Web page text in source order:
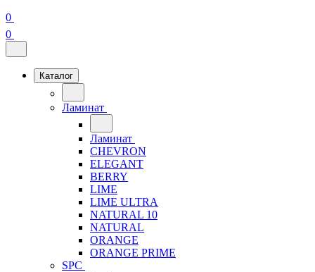
0
0
Каталог
Ламинат
Ламинат
CHEVRON
ELEGANT
BERRY
LIME
LIME ULTRA
NATURAL 10
NATURAL
ORANGE
ORANGE PRIME
SPC